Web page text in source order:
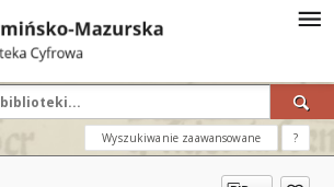
Wyszukiwanie zaawansowane ?